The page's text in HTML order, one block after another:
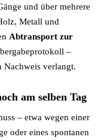
und über mehrere
Metall und
Abtransport zur
–
Nachweis verlangt.
am selben Tag
– etwa wegen einer
oder eines spontanen